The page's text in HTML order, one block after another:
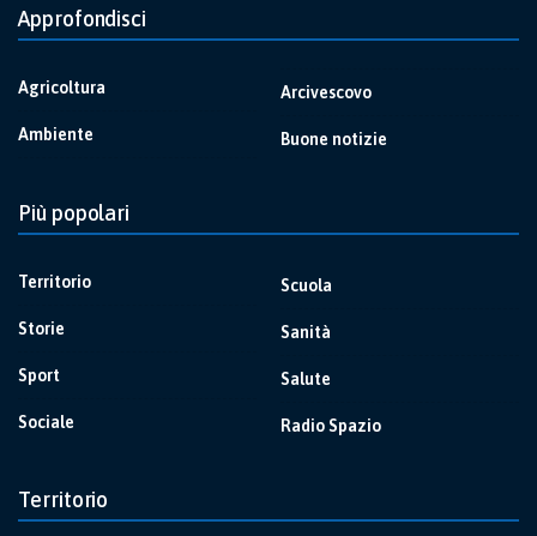
Approfondisci
Agricoltura
Ambiente
Arcivescovo
Buone notizie
Più popolari
Territorio
Storie
Sport
Sociale
Scuola
Sanità
Salute
Radio Spazio
Territorio